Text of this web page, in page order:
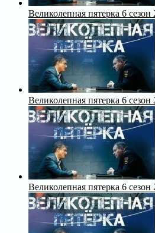
Великолепная пятерка 6 сезон
Великолепная пятерка 6 сезон
Великолепная пятерка 6 сезон